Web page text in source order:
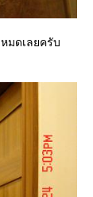
มดเลยครับ